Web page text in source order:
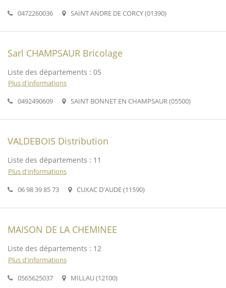
0472260036
SAINT ANDRE DE CORCY (01390)
Sarl CHAMPSAUR Bricolage
Liste des départements : 05
Plus d'informations
0492490609
SAINT BONNET EN CHAMPSAUR (05500)
VALDEBOIS Distribution
Liste des départements : 11
Plus d'informations
06 98 39 85 73
CUXAC D'AUDE (11590)
MAISON DE LA CHEMINEE
Liste des départements : 12
Plus d'informations
0565625037
MILLAU (12100)